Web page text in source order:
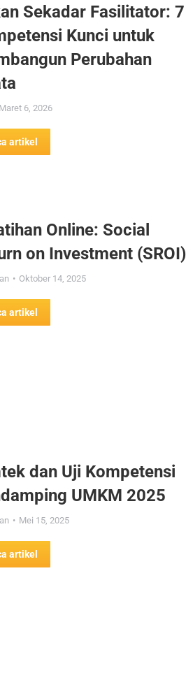
Sekadar Fasilitator: 7
Kunci untuk
Perubahan
Maret 6, 2026
artikel
Online: Social
on Investment (SROI)
Oktober 14, 2025
artikel
dan Uji Kompetensi
UMKM 2025
Mei 15, 2025
artikel